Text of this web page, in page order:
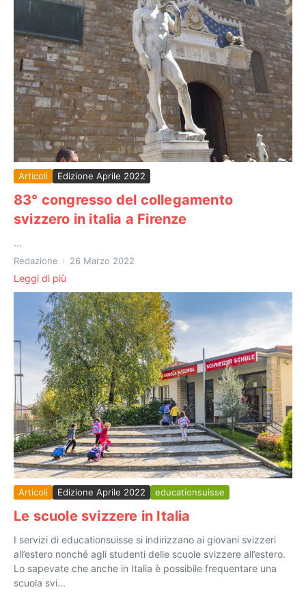
Articoli Edizione Aprile 2022
83° congresso del collegamento
svizzero in italia a Firenze
...
Redazione 26 Marzo 2022
Leggi di più
Articoli Edizione Aprile 2022 educationsuisse
Le scuole svizzere in Italia
I servizi di educationsuisse si indirizzano ai giovani svizzeri
all’estero nonché agli studenti delle scuole svizzere all’estero.
Lo sapevate che anche in Italia è possibile frequentare una
scuola svi...